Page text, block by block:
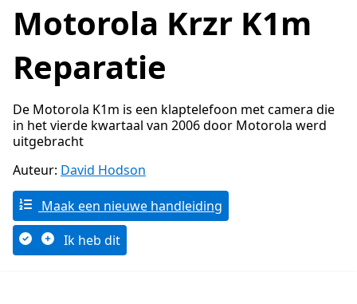
Motorola Krzr K1m
Reparatie
De Motorola K1m is een klaptelefoon met camera die
in het vierde kwartaal van 2006 door Motorola werd
uitgebracht
Auteur: David Hodson
Maak een nieuwe handleiding
Ik heb dit